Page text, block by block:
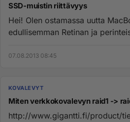
SSD-muistin riittävyys
Hei! Olen ostamassa uutta
edullisemman Retinan ja
07.08.2013 08:45
KOVALEVYT
Miten verkkokovalevyn raid1 ->
http://www.gigantti.fi/product/